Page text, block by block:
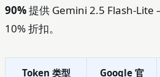
90%提供 Gemini 2.5 Flash-Lite
10% 折扣。
Token 类型
Google 官